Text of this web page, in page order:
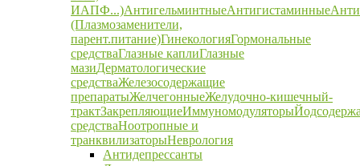
ИАПФ...)АнтигельминтныеАнтигистаминные
(Плазмозаменители,
парент.питание)ГинекологияГормональные
средстваГлазные каплиГлазные
мазиДерматологические
средстваЖелезосодержащие
препаратыЖелчегонныеЖелудочно-кишечный-
трактЗакрепляющиеИммуномодуляторы
средстваНоотропные и
транквилизаторыНеврология
Антидепрессанты